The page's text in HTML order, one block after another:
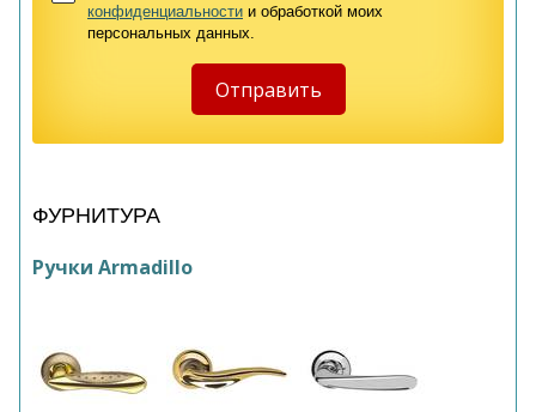
конфиденциальности и обработкой моих
персональных данных.
ФУРНИТУРА
Ручки Armadillo